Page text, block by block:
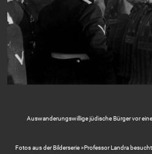
Auswanderungswillige jüdische Bürger vor
Fotos aus der Bilderserie »Professor Landra